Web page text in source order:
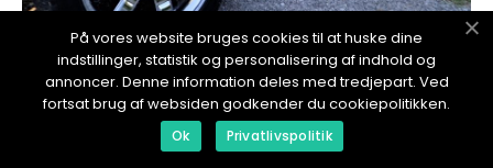
redaktionel
17. January 2024
Bruktbil Tromsø - Guiden til bruktbilkjøp i
På vores website bruges cookies til at huske dine
indstillinger, statistik og personalisering af indhold og
annoncer. Denne information deles med tredjepart. Ved
fortsat brug af websiden godkender du cookiepolitikken.
Ok Privatlivspolitik